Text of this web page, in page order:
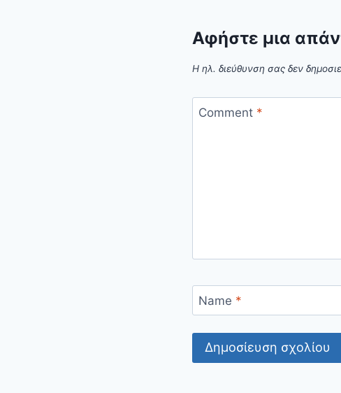
Αφήστε μια
Η ηλ. διεύθυνση σας δεν
Comment *
Name *